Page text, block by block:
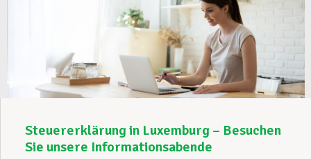
Steuererklärung in Luxemburg – Besuchen
Sie unsere Informationsabende